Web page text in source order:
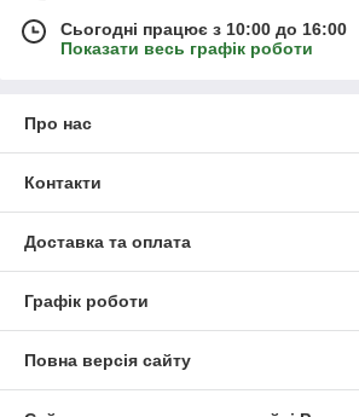
Сьогодні працює з 10:00 до 16:00
Показати весь графік роботи
Про нас
Контакти
Доставка та оплата
Графік роботи
Повна версія сайту